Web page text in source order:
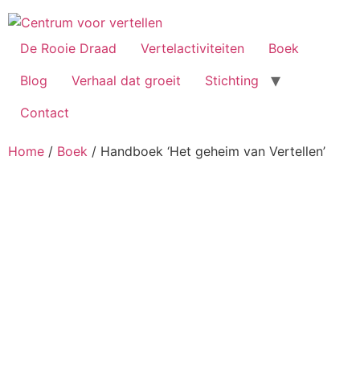
Ga
naar
De Rooie Draad Vertelactiviteiten
Boek
Blog
Verhaal dat groeit
Stichting
Contact
Home / Boek / Handboek ‘Het geheim van Vertellen’